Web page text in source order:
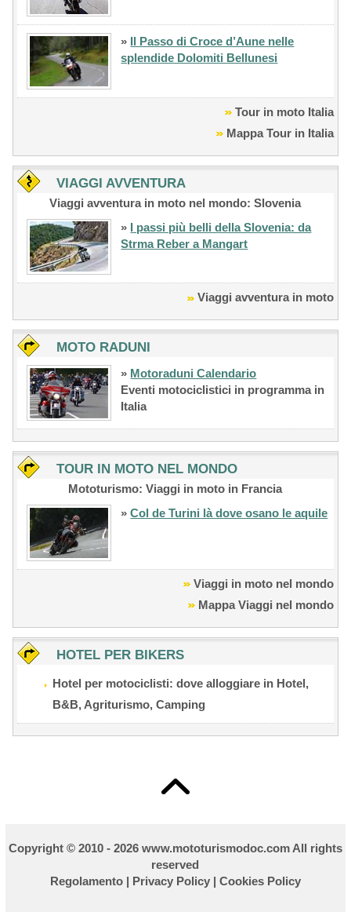
» Il Passo di Croce d’Aune nelle
splendide Dolomiti Bellunesi
Tour in moto Italia
Mappa Tour in Italia
VIAGGI AVVENTURA
Viaggi avventura in moto nel mondo: Slovenia
» I passi più belli della Slovenia: da
Strma Reber a Mangart
Viaggi avventura in moto
MOTO RADUNI
» Motoraduni Calendario
Eventi motociclistici in programma in
Italia
TOUR IN MOTO NEL MONDO
Mototurismo: Viaggi in moto in Francia
»Col de Turini là dove osano le aquile
Viaggi in moto nel mondo
Mappa Viaggi nel mondo
HOTEL PER BIKERS
Hotel per motociclisti: dove alloggiare in Hotel,
B&B, Agriturismo, Camping
Copyright © 2010 - 2026 www.mototurismodoc.com All rights
reserved
Regolamento| Privacy Policy| Cookies Policy